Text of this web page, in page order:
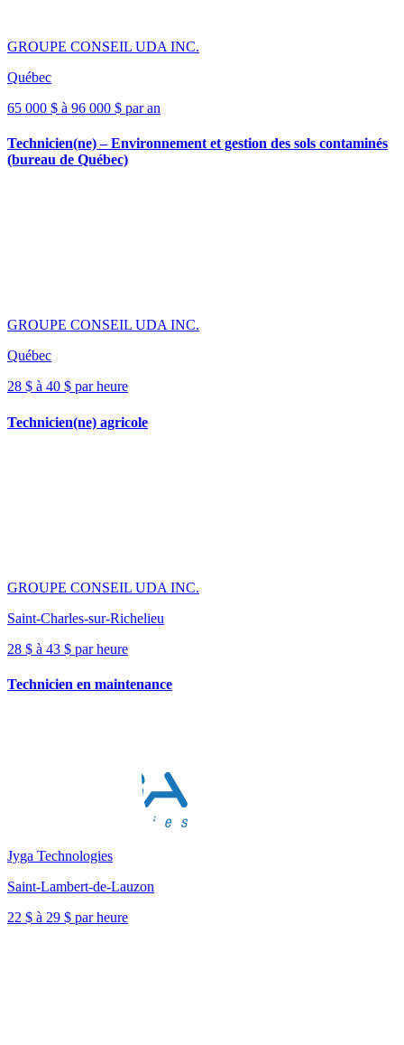
GROUPE CONSEIL UDA INC.
Québec
65 000 $ à 96 000 $ par an
Technicien(ne) – Environnement et gestion des sols contaminés
(bureau de Québec)
GROUPE CONSEIL UDA INC.
Québec
28 $ à 40 $ par heure
Technicien(ne) agricole
GROUPE CONSEIL UDA INC.
Saint-Charles-sur-Richelieu
28 $ à 43 $ par heure
Technicien en maintenance
Jyga Technologies
Saint-Lambert-de-Lauzon
22 $ à 29 $ par heure